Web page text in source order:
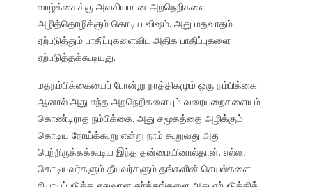
வாழ்க்கைக்கு அவசியமான அறநெறிகளை
அழித்தொழிக்கும் கொடிய விஷம். அது மதவாதம்
ஏற்படுத்தும் பாதிப்புகளைவிட அதிக பாதிப்புகளை
ஏற்படுத்தக்கூடியது.
மதநம்பிக்கையைப் போன்று நாத்திகமும் ஒரு நம்பிக்கை.
ஆனால் அது எந்த அறநெறிகளையும் வரையறைகளையும்
கொண்டிராத நம்பிக்கை. அது சமூகத்தை அழிக்கும்
கொடிய நோய்க்கூறு என்று நாம் கூறுவது அது
பெற்றிருக்கக்கூடிய இந்த தன்மையினால்தான். எல்லா
கொடியவர்களும் தீயவர்களும் தங்களின் செயல்களை